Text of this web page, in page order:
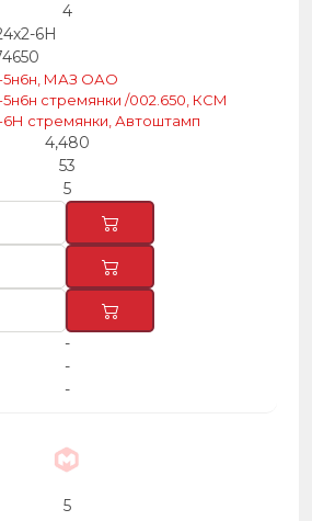
4
6Н
5н6н, МАЗ ОАО
5н6н стремянки /002.650, КСМ
6Н стремянки, Автоштамп
4,480
53
5
-
-
-
5